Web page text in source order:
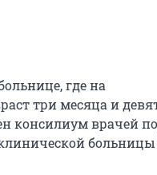
где на
три месяца и
консилиум врачей
больницы